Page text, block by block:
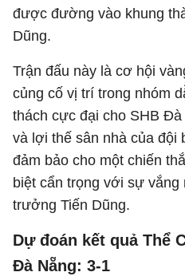
được đường vào khung
Dũng.
Trận đấu này là cơ hội
củng cố vị trí trong nhóm
thách cực đại cho SHB
và lợi thế sân nhà của đội
đảm bảo cho một chiến
biệt cẩn trọng với sự vắng
trưởng Tiến Dũng.
Dự đoán kết quả Thể
Đà Nẵng: 3-1